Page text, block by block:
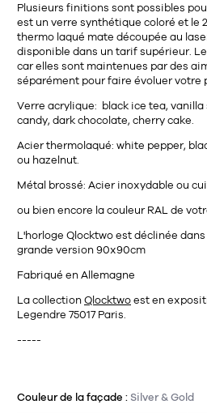
Plusieurs finitions sont possibles
est un verre synthétique coloré et le
thermo laqué mate découpée au
disponible dans un tarif supérieur.
car elles sont maintenues par des
séparément pour faire évoluer votre
Verre acrylique: black ice tea,
candy, dark chocolate, cherry cake.
Acier thermolaqué: white pepper,
ou hazelnut.
Métal brossé: Acier inoxydable ou
ou bien encore la couleur RAL de
L'horloge Qlocktwo est déclinée
grande version 90x90cm
Fabriqué en Allemagne
La collectionQlocktwoesten
Legendre 75017 Paris.
-----
Couleur de la façade : Silver & Gold